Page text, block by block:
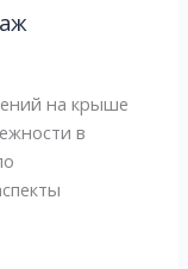
на крыше
в